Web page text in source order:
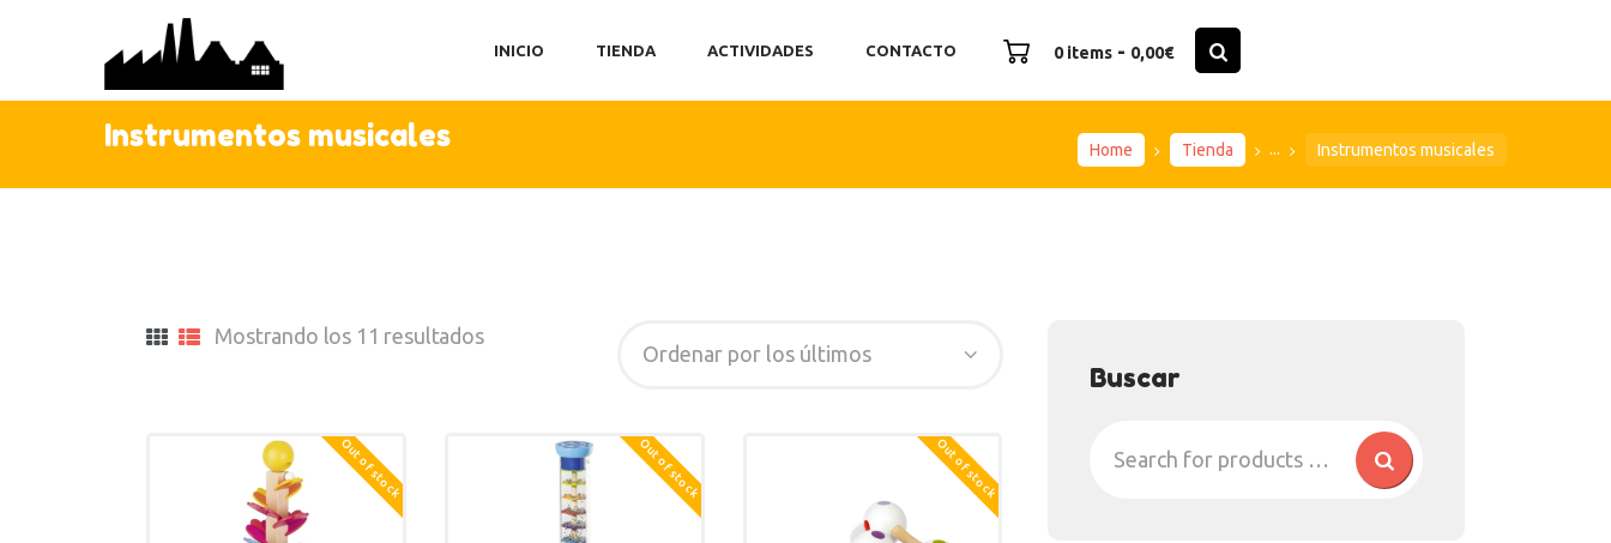
INICIO TIENDA ACTIVIDADES CONTACTO 0 items - 0,00€
Instrumentos musicales Home Tienda ... Instrumentos musicales
TIENDA
ACTIVIDADES
Mostrando los 11 resultados
Out of stock Out of stock Out of stock
Buscar